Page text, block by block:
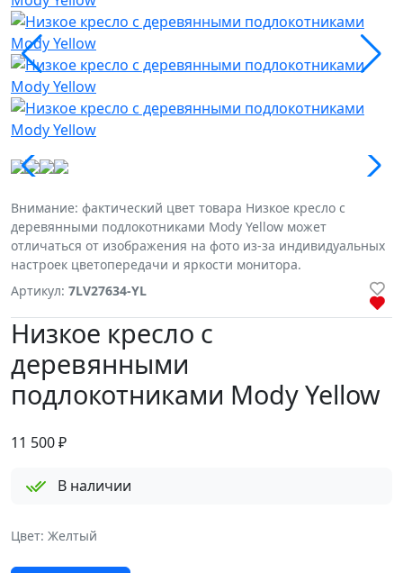
Внимание: фактический цвет товара Низкое кресло c
деревянными подлокотниками Mody Yellow может
отличаться от изображения на фото из-за индивидуальных
настроек цветопередачи и яркости монитора.
Артикул: 7LV27634-YL
Низкое кресло c
деревянными
подлокотниками Mody Yellow
11 500₽
В наличии
Цвет: Желтый